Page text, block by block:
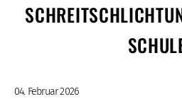
04. Februar 2026